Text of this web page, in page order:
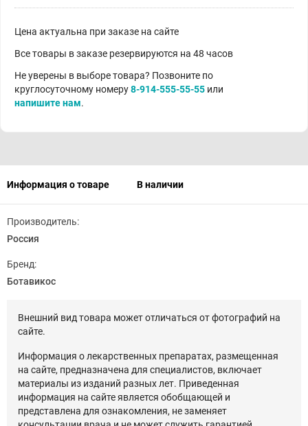
Цена актуальна при заказе на сайте
Все товары в заказе резервируются на 48 часов
Не уверены в выборе товара? Позвоните по
круглосуточному номеру8-914-555-55-55 или
напишите нам.
Информация о товаре В наличии
Производитель:
Россия
Бренд:
Ботавикос
Внешний вид товара может отличаться от фотографий на
сайте.
Информация о лекарственных препаратах, размещенная
на сайте, предназначена для специалистов, включает
материалы из изданий разных лет. Приведенная
информация на сайте является обобщающей и
представлена для ознакомления, не заменяет